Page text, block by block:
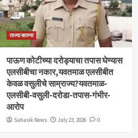
ताज्या बातम्या
पाऊण कोटीच्या दरोड्याचा तपास घेण्यास
एलसीबीचा नकार,यवतमाळ एलसीबीत
केवळ वसुलीचे साम्राज्य?यवतमाळ-
एलसीबी-वसुली-दरोडा-तपास-गंभीर-
आरोप
Sahasik News July 23, 2026 0